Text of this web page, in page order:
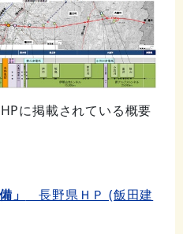
載されている概要
」
長野県ＨＰ (飯田建